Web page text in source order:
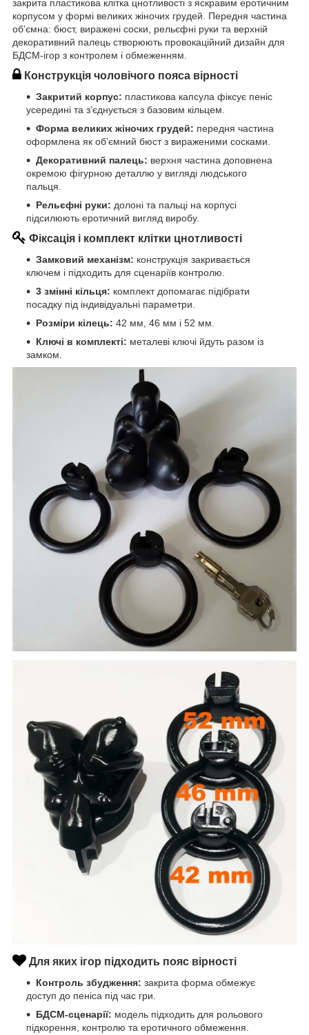
закрита пластикова клітка цнотливості з яскравим еротичним
корпусом у формі великих жіночих грудей. Передня частина
об’ємна: бюст, виражені соски, рельєфні руки та верхній
декоративний палець створюють провокаційний дизайн для
БДСМ-ігор з контролем і обмеженням.
Конструкція чоловічого пояса вірності
Закритий корпус: пластикова капсула фіксує пеніс
усередині та з’єднується з базовим кільцем.
Форма великих жіночих грудей: передня частина
оформлена як об’ємний бюст з вираженими сосками.
Декоративний палець: верхня частина доповнена
окремою фігурною деталлю у вигляді людського
пальця.
Рельєфні руки: долоні та пальці на корпусі
підсилюють еротичний вигляд виробу.
Фіксація і комплект клітки цнотливості
Замковий механізм: конструкція закривається
ключем і підходить для сценаріїв контролю.
3 змінні кільця: комплект допомагає підібрати
посадку під індивідуальні параметри.
Розміри кілець: 42 мм, 46 мм і 52 мм.
Ключі в комплекті: металеві ключі йдуть разом із
замком.
Для яких ігор підходить пояс вірності
Контроль збудження: закрита форма обмежує
доступ до пеніса під час гри.
БДСМ-сценарії: модель підходить для рольового
підкорення, контролю та еротичного обмеження.